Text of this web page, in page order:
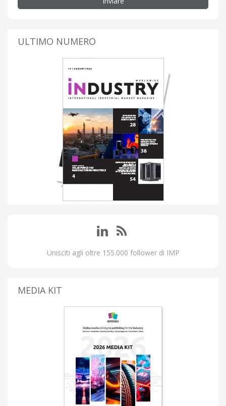
ULTIMO NUMERO
Unisciti agli oltre 155.000 follower di IMP
MEDIA KIT